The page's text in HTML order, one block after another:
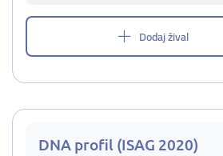
Dodaj žival
DNA profil (ISAG 2020)